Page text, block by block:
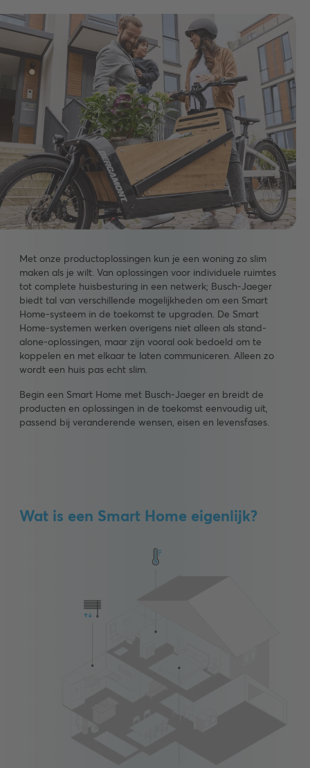
Met onze productoplossingen kun je een woning zo slim
maken als je wilt. Van oplossingen voor individuele ruimtes
tot complete huisbesturing in een netwerk; Busch-Jaeger
biedt tal van verschillende mogelijkheden om een Smart
Home-systeem in de toekomst te upgraden. De Smart
Home-systemen werken overigens niet alleen als stand-
alone-oplossingen, maar zijn vooral ook bedoeld om te
koppelen en met elkaar te laten communiceren. Alleen zo
wordt een huis pas echt slim.
Begin een Smart Home met Busch-Jaeger en breidt de
producten en oplossingen in de toekomst eenvoudig uit,
passend bij veranderende wensen, eisen en levensfases.
Wat is een Smart Home eigenlijk?